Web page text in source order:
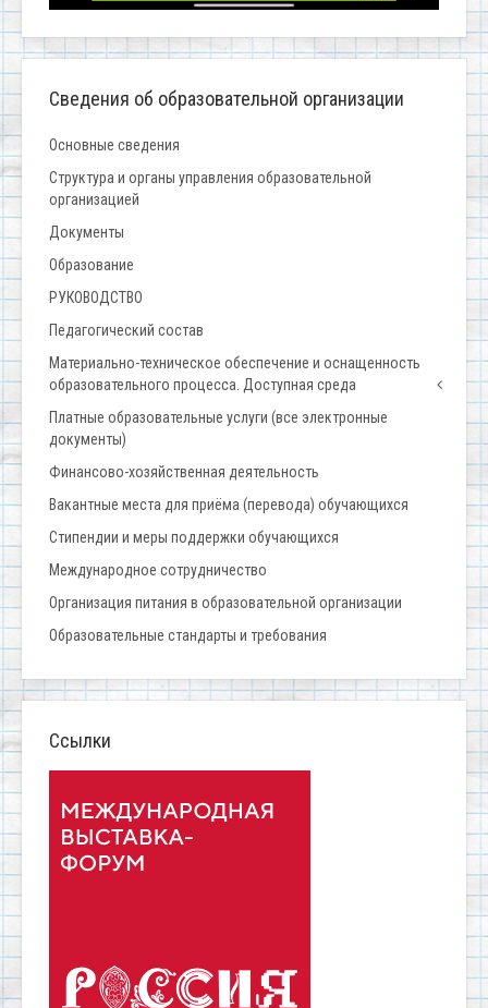
Сведения об образовательной организации
Основные сведения
Структура и органы управления образовательной
организацией
Документы
Образование
РУКОВОДСТВО
Педагогический состав
Материально-техническое обеспечение и оснащенность
образовательного процесса. Доступная среда
Платные образовательные услуги (все электронные
документы)
Финансово-хозяйственная деятельность
Вакантные места для приёма (перевода) обучающихся
Стипендии и меры поддержки обучающихся
Международное сотрудничество
Организация питания в образовательной организации
Образовательные стандарты и требования
Ссылки